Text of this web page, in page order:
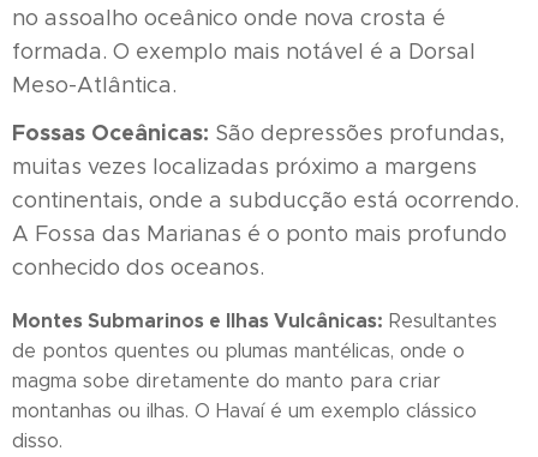
no assoalho oceânico onde nova crosta é
formada. O exemplo mais notável é a Dorsal
Meso-Atlântica.
Fossas Oceânicas: São depressões profundas,
muitas vezes localizadas próximo a margens
continentais, onde a subducção está ocorrendo.
A Fossa das Marianas é o ponto mais profundo
conhecido dos oceanos.
Montes Submarinos e Ilhas Vulcânicas: Resultantes
de pontos quentes ou plumas mantélicas, onde o
magma sobe diretamente do manto para criar
montanhas ou ilhas. O Havaí é um exemplo clássico
disso.